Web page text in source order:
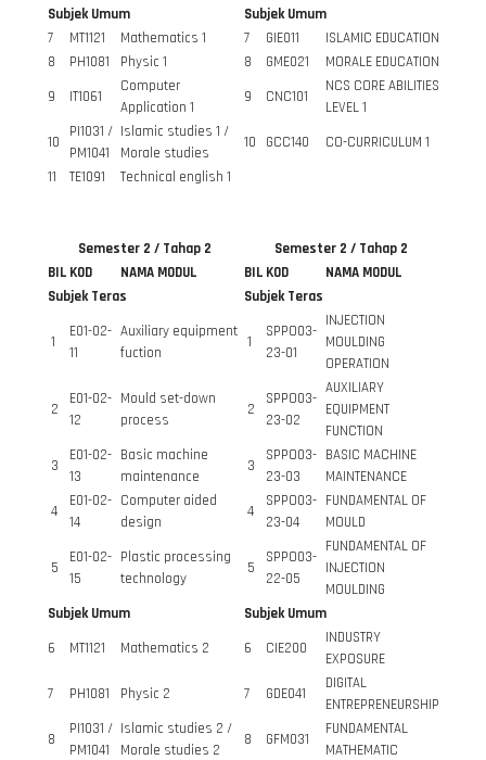
Subjek Umum
Subjek Umum
7
MT1121 Mathematics 1 7 GIE011
ISLAMIC EDUCATION
8
PH1081 Physic 1 8 GME021
MORALE EDUCATION
9
IT1061
Computer
Application 1
9 CNC101
NCS CORE ABILITIES
LEVEL 1
10
PI1031 /
PM1041
Islamic studies 1 /
Morale studies
10 GCC140
CO-CURRICULUM 1
11
TE1091 Technical english 1
Semester 2 / Tahap 2
Semester 2 / Tahap 2
BIL KOD NAMA MODUL BIL KOD
NAMA MODUL
Subjek Teras
Subjek Teras
1
E01-02-
11
Auxiliary equipment
fuction
1
SPPO03-
23-01
INJECTION
MOULDING
OPERATION
2
E01-02-
12
Mould set-down
process
2
SPPO03-
23-02
AUXILIARY
EQUIPMENT
FUNCTION
3
E01-02-
13
Basic machine
maintenance
3
SPPO03-
23-03
BASIC MACHINE
MAINTENANCE
4
E01-02-
14
Computer aided
design
4
SPPO03-
23-04
FUNDAMENTAL OF
MOULD
5
E01-02-
15
Plastic processing
technology
5
SPPO03-
22-05
FUNDAMENTAL OF
INJECTION
MOULDING
Subjek Umum
Subjek Umum
6
MT1121 Mathematics 2 6 CIE200
INDUSTRY
EXPOSURE
7
PH1081 Physic 2 7 GDE041
DIGITAL
ENTREPRENEURSHIP
8
PI1031 /
PM1041
Islamic studies 2 /
Morale studies 2
8 GFM031
FUNDAMENTAL
MATHEMATIC